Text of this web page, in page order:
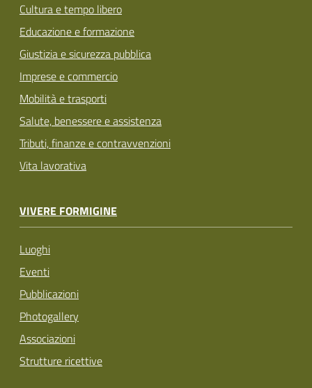
Cultura e tempo libero
Educazione e formazione
Giustizia e sicurezza pubblica
Imprese e commercio
Mobilità e trasporti
Salute, benessere e assistenza
Tributi, finanze e contravvenzioni
Vita lavorativa
VIVERE FORMIGINE
Luoghi
Eventi
Pubblicazioni
Photogallery
Associazioni
Strutture ricettive